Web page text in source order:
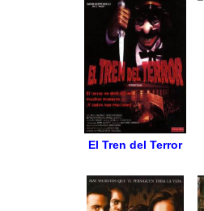
El Tren del Terror